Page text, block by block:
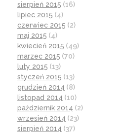
sierpień 2015 (16)
lipiec 2015 (4)
czerwiec 2015 (2)
maj 2015 (4)
kwiecień 2015 (49)
marzec 2015 (70)
luty 2015 (13)
styczeń 2015 (13)
grudzień 2014 (8)
listopad 2014 (10)
październik 2014 (2)
wrzesień 2014 (23)
sierpień 2014 (37)